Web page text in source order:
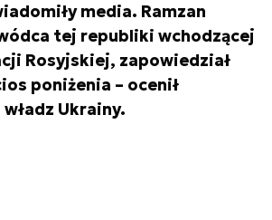
media. Ramzan
tej republiki wchodzącej
Rosyjskiej, zapowiedział
poniżenia – ocenił
Ukrainy.